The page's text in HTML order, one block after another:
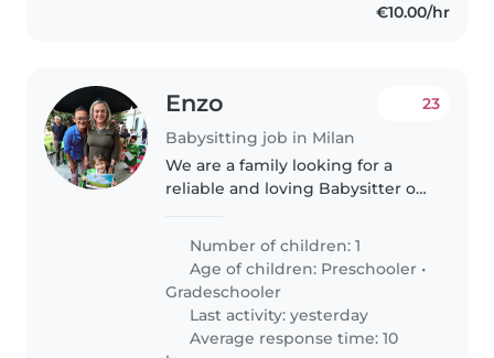
€10.00/hr
Enzo
Babysitting job in Milan
23
We are a family looking for a
reliable and loving Babysitter or
friendly, and affectionate, and
we would love to find..
Number of children: 1
Age of children: Preschooler •
Gradeschooler
Last activity: yesterday
Average response time: 10